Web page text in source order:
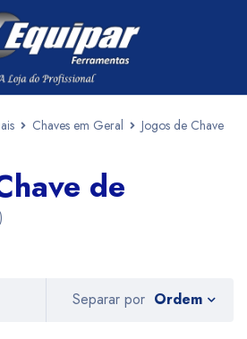
Chaves em Geral
Jogos de Chave
de
Separar por Ordem